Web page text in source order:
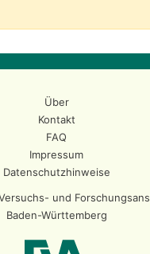
Über
Kontakt
FAQ
Impressum
Datenschutzhinweise
und
Baden-Württemberg